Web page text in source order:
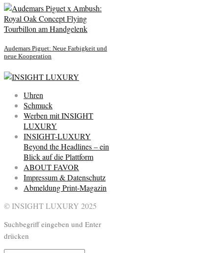
Audemars Piguet: Neue Farbigkeit und
neue Kooperation
Uhren
Schmuck
Werben mit INSIGHT
LUXURY
INSIGHT-LUXURY
Beyond the Headlines – ein
Blick auf die Plattform
ABOUT FAVOR
Impressum & Datenschutz
Abmeldung Print-Magazin
© INSIGHT LUXURY 2025
Suchbegriff eingeben und Enter
drücken